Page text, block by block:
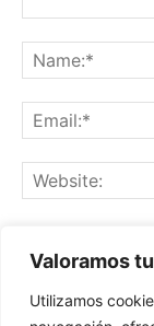
Valoramos
Utilizamos
next time I